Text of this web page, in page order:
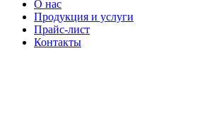
О нас
Продукция и услуги
Прайс-лист
Контакты